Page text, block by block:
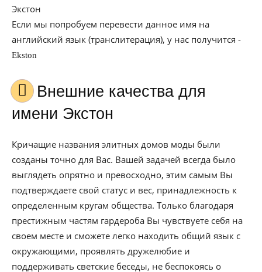
Экстон
Если мы попробуем перевести данное имя на
английский язык (транслитерация), у нас получится -
Ekston
Внешние качества для
имени Экстон
Кричащие названия элитных домов моды были
созданы точно для Вас. Вашей задачей всегда было
выглядеть опрятно и превосходно, этим самым Вы
подтверждаете свой статус и вес, принадлежность к
определенным кругам общества. Только благодаря
престижным частям гардероба Вы чувствуете себя на
своем месте и сможете легко находить общий язык с
окружающими, проявлять дружелюбие и
поддерживать светские беседы, не беспокоясь о